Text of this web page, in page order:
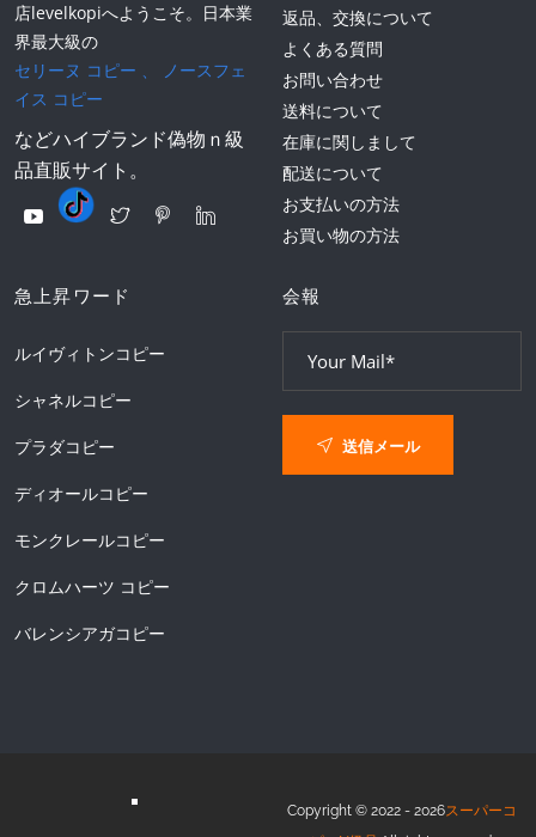
店levelkopiへようこそ。日本業
界最大級の
セリーヌ コピー 、
ノースフェ
イス コピー
などハイブランド偽物ｎ級
品直販サイト。
返品、交換について
よくある質問
お問い合わせ
送料について
在庫に関しまして
配送について
お支払いの方法
お買い物の方法
急上昇ワード
ルイヴィトンコピー
シャネルコピー
プラダコピー
ディオールコピー
モンクレールコピー
クロムハーツ コピー
バレンシアガコピー
会報
送信メール
Copyright © 2022 - 2026スーパーコ